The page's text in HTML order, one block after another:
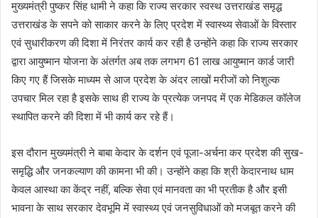
मुख्यमंत्री पुष्कर सिंह धामी ने कहा कि राज्य सरकार स्वस्थ उत्तराखंड समृद्ध
उत्तराखंड के सपने को साकार करने के लिए प्रदेश में स्वास्थ्य सेवाओं के विस्तार
एवं सुधारीकरण की दिशा में निरंतर कार्य कर रही है उन्होंने कहा कि राज्य सरकार
द्वारा आयुष्मान योजना के अंतर्गत अब तक लगभग 61 लाख आयुष्मान कार्ड जारी
किए गए हैं जिसके माध्यम से आज प्रदेश के अंदर लाखों मरीजों को निशुल्क
उपचार मिल रहा है इसके साथ ही राज्य के प्रत्येक जनपद में एक मेडिकल कॉलेज
स्थापित करने की दिशा में भी कार्य कर रहे हैं।
इस दौरान मुख्यमंत्री ने बाबा केदार के दर्शन एवं पूजा-अर्चना कर प्रदेश की सुख-
समृद्धि और जनकल्याण की कामना भी की। उन्होंने कहा कि श्री केदारनाथ धाम
केवल आस्था का केंद्र नहीं, बल्कि सेवा एवं मानवता का भी प्रतीक है और इसी
भावना के साथ सरकार देवभूमि में स्वास्थ्य एवं जनसुविधाओं को मजबूत करने की